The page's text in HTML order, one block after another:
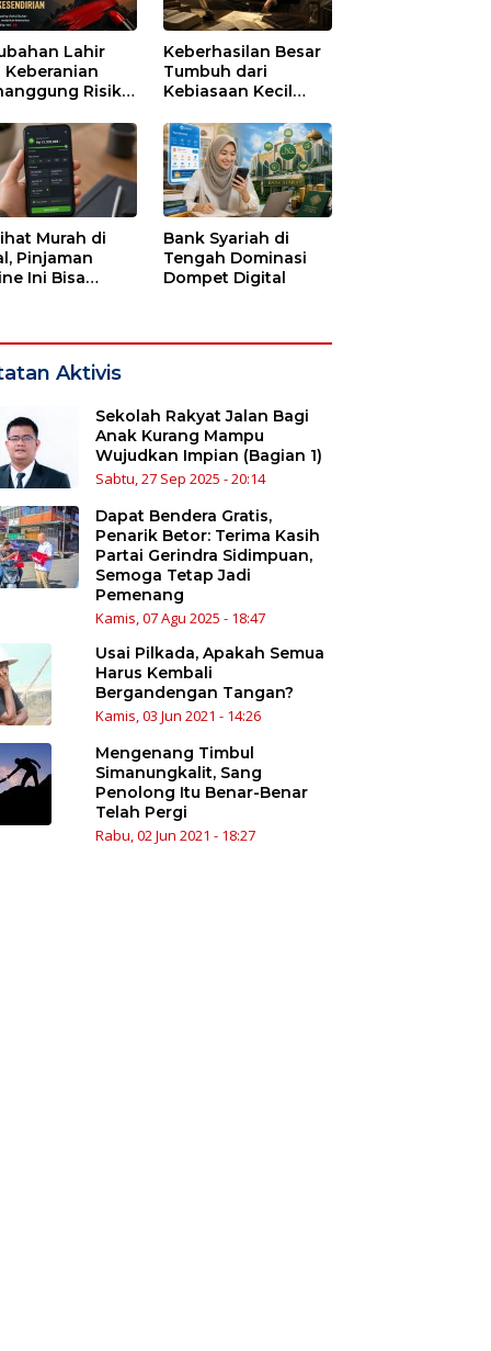
Lahir
Keberanian
Risiko,
Keberhasilan Besar
Tumbuh dari
Kebiasaan Kecil
dengan Sabar
Murah di
Pinjaman
Ini Bisa
Bank Syariah di
Tengah Dominasi
Dompet Digital
Aktivis
Sekolah Rakyat Jalan Bagi
Anak Kurang Mampu
Wujudkan Impian (Bagian 1)
Sabtu, 27 Sep 2025 - 20:14
Dapat Bendera Gratis,
Penarik Betor: Terima Kasih
Partai Gerindra Sidimpuan,
Semoga Tetap Jadi
Pemenang
Kamis, 07 Agu 2025 - 18:47
Usai Pilkada, Apakah Semua
Harus Kembali
Bergandengan Tangan?
Kamis, 03 Jun 2021 - 14:26
Mengenang Timbul
Simanungkalit, Sang
Penolong Itu Benar-Benar
Telah Pergi
Rabu, 02 Jun 2021 - 18:27